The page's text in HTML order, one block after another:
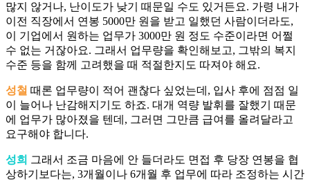
많지 않거나, 난이도가 낮기 때문일 수도 있거든요. 가령 내가
이전 직장에서 연봉 5000만 원을 받고 일했던 사람이더라도,
이 기업에서 원하는 업무가 3000만 원 정도 수준이라면 어쩔
수 없는 거잖아요. 그래서 업무량을 확인해보고, 그밖의 복지
수준 등을 함께 고려했을 때 적절한지도 따져야 해요.
성철 때론 업무량이 적어 괜찮다 싶었는데, 입사 후에 점점 일
이 늘어나 난감해지기도 하죠. 대개 역량 발휘를 잘했기 때문
에 업무가 많아졌을 텐데, 그러면 그만큼 급여를 올려달라고
요구해야 합니다.
성희 그래서 조금 마음에 안 들더라도 면접 후 당장 연봉을 협
상하기보다는, 3개월이나 6개월 후 업무에 따라 조정하는 시간